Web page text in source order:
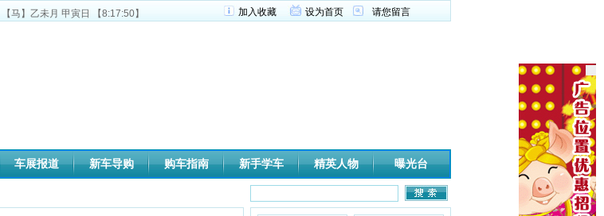
【马】乙未月 甲寅日 【8:17:50】 加入收藏 设为首页 请您留言
车展报道 新车导购 购车指南 新手学车 精英人物 曝光台